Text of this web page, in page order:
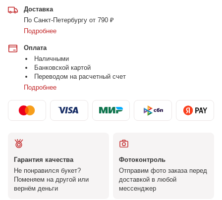
Доставка
По Санкт-Петербургу от 790 ₽
Подробнее
Оплата
Наличными
Банковской картой
Переводом на расчетный счет
Подробнее
Гарантия качества
Не понравился букет?
Поменяем на другой или
вернём деньги
Фотоконтроль
Отправим фото заказа перед
доставкой в любой
мессенджер